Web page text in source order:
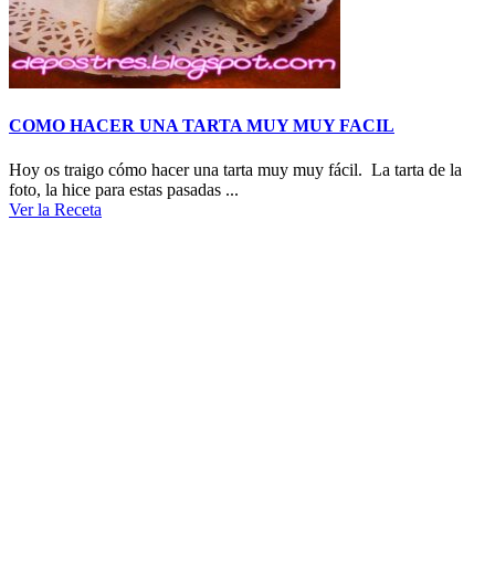
COMO HACER UNA TARTA MUY MUY FACIL
Hoy os traigo cómo hacer una tarta muy muy fácil. La tarta de la
foto, la hice para estas pasadas ...
Ver la Receta